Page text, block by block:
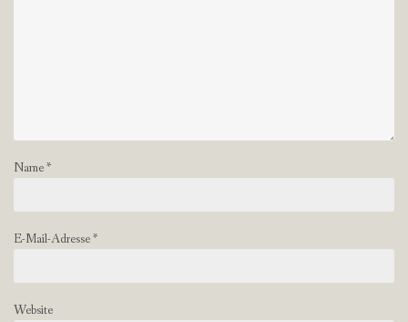
Name*
E-Mail-Adresse*
Website